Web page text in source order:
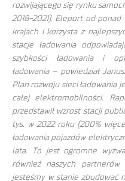
rozwijającego się rynku
2018-2021). Eleport od
krajach i korzysta z
stacje ładowania
szybkości ładowania i
ładowania – powiedział
Plan rozwoju sieci ładowania
całej elektromobilności.
przedstawił wzrost stacji
tys. w 2022 roku (200%
ładowania pojazdów
lata. To jest ogromne
również naszych
jesteśmy w stanie zbudować